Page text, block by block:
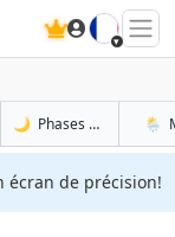
🇫🇷
à
🌙 Phases de la Lune à
🌦️
écran de précision!